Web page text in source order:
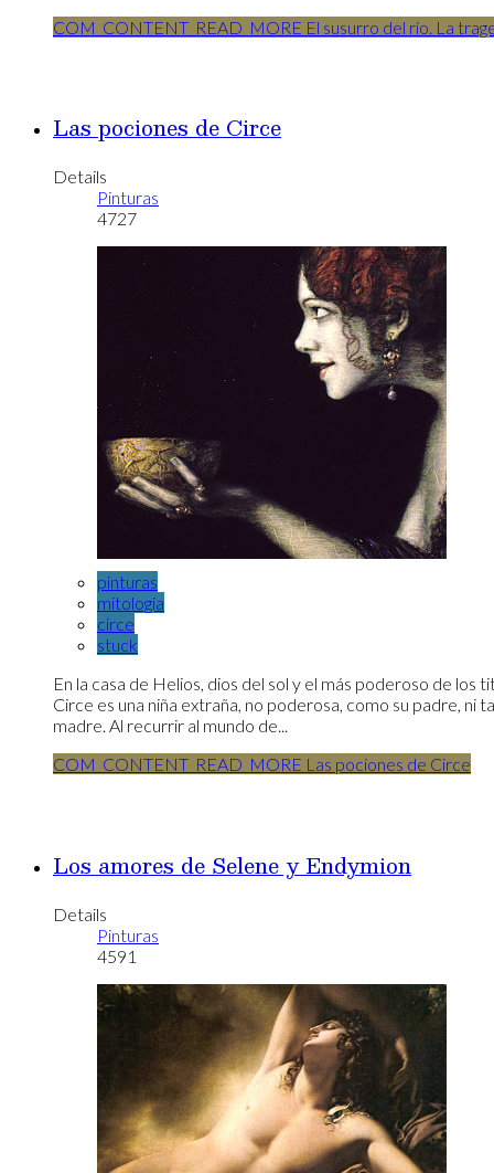
COM_CONTENT_READ_MORE El susurro del río. La
Las pociones de Circe
Details
Pinturas
4727
pinturas
mitologia
circe
stuck
En la casa de Helios, dios del sol y el más poderoso de los
Circe es una niña extraña, no poderosa, como su padre, ni
madre. Al recurrir al mundo de...
COM_CONTENT_READ_MORE Las pociones de Circe
Los amores de Selene y Endymion
Details
Pinturas
4591